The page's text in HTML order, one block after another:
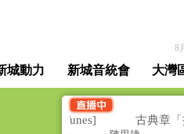
8
城動力 新城音統會 大灣
[Classical Tunes] 古典章「